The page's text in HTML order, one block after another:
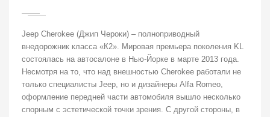
Jeep Cherokee (Джип Чероки) – полноприводный
внедорожник класса «К2». Мировая премьера поколения KL
состоялась на автосалоне в Нью-Йорке в марте 2013 года.
Несмотря на то, что над внешностью Cherokee работали не
только специалисты Jeep, но и дизайнеры Alfa Romeo,
оформление передней части автомобиля вышло несколько
спорным с эстетической точки зрения. С другой стороны, в